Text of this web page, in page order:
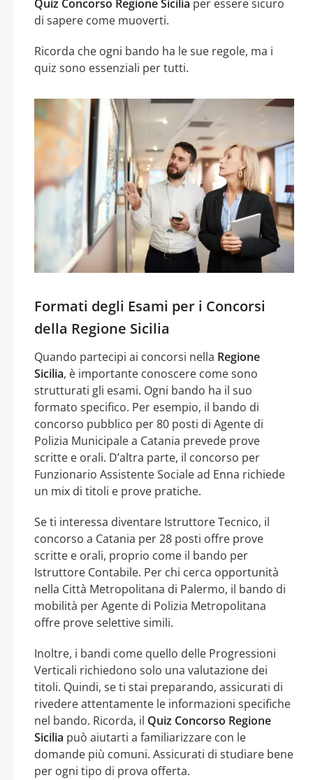
Quiz Concorso Regione Sicilia per essere sicuro
di sapere come muoverti.
Ricorda che ogni bando ha le sue regole, ma i
quiz sono essenziali per tutti.
Formati degli Esami per i Concorsi
della Regione Sicilia
Quando partecipi ai concorsi nella Regione
Sicilia, è importante conoscere come sono
strutturati gli esami. Ogni bando ha il suo
formato specifico. Per esempio, il bando di
concorso pubblico per 80 posti di Agente di
Polizia Municipale a Catania prevede prove
scritte e orali. D’altra parte, il concorso per
Funzionario Assistente Sociale ad Enna richiede
un mix di titoli e prove pratiche.
Se ti interessa diventare Istruttore Tecnico, il
concorso a Catania per 28 posti offre prove
scritte e orali, proprio come il bando per
Istruttore Contabile. Per chi cerca opportunità
nella Città Metropolitana di Palermo, il bando di
mobilità per Agente di Polizia Metropolitana
offre prove selettive simili.
Inoltre, i bandi come quello delle Progressioni
Verticali richiedono solo una valutazione dei
titoli. Quindi, se ti stai preparando, assicurati di
rivedere attentamente le informazioni specifiche
nel bando. Ricorda, il Quiz Concorso Regione
Sicilia può aiutarti a familiarizzare con le
domande più comuni. Assicurati di studiare bene
per ogni tipo di prova offerta.